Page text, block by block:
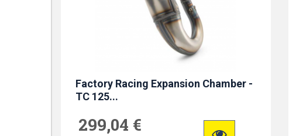
Factory Racing Expansion Chamber -
TC 125...
299,04 €